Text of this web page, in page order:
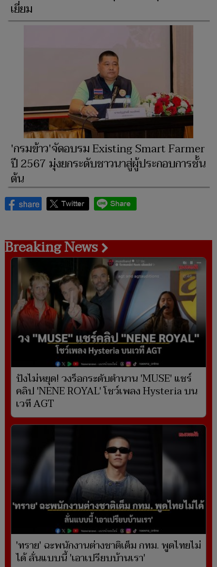
เยี่ยม
'กรมข้าว'จัดอบรม Existing Smart Farmer
ปี 2567 มุ่งยกระดับชาวนาสู่ผู้ประกอบการชั้น
ต้น
Breaking News
ปังไม่หยุด! วงร็อกระดับตำนาน 'MUSE' แชร์
คลิป 'NENE ROYAL' โชว์เพลง Hysteria บน
เวที AGT
'ทราย' ฉะพนักงานต่างชาติเต็ม กทม. พูดไทยไม่
ได้ ลั่นแบบนี้ 'เอาเปรียบบ้านเรา'